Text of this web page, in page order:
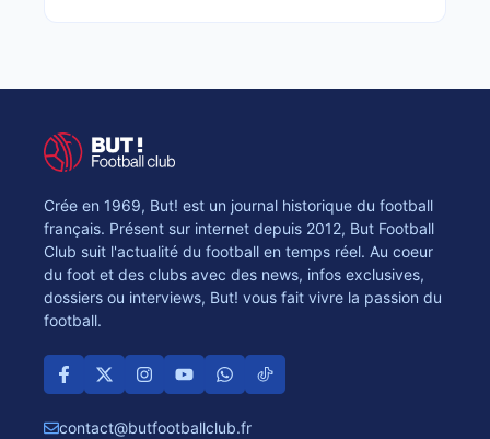
Crée en 1969, But! est un journal historique du football
français. Présent sur internet depuis 2012, But Football
Club suit l'actualité du football en temps réel. Au coeur
du foot et des clubs avec des news, infos exclusives,
dossiers ou interviews, But! vous fait vivre la passion du
football.
contact@butfootballclub.fr